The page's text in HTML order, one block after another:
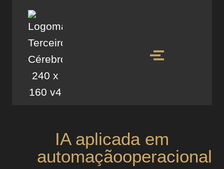
IA aplicada em
automaçãooperacional